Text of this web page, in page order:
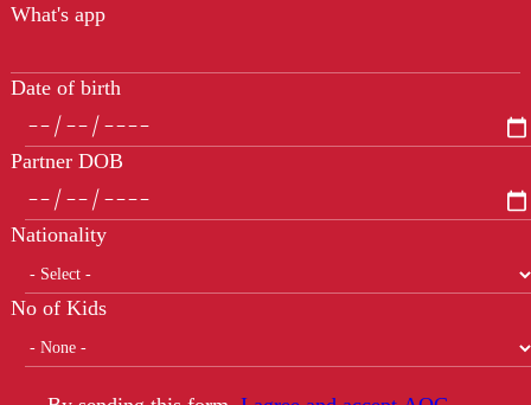
What's app
Date of birth
Partner DOB
Nationality
No of Kids